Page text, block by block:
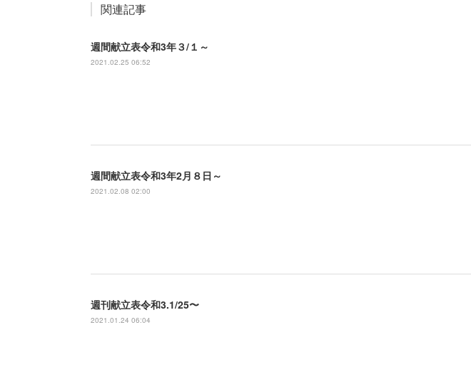
関連記事
週間献立表令和3年３/１～
2021.02.25 06:52
週間献立表令和3年2月８日～
2021.02.08 02:00
週刊献立表令和3.1/25〜
2021.01.24 06:04